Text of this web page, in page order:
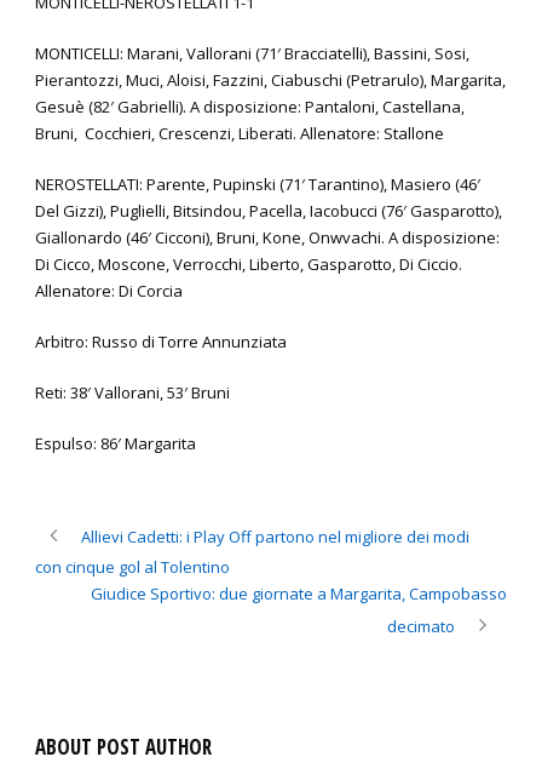
MONTICELLI: Marani, Vallorani (71′ Bracciatelli), Bassini, Sosi,
Pierantozzi, Muci, Aloisi, Fazzini, Ciabuschi (Petrarulo), Margarita,
Gesuè (82′ Gabrielli). A disposizione: Pantaloni, Castellana,
Bruni, Cocchieri, Crescenzi, Liberati. Allenatore: Stallone
NEROSTELLATI: Parente, Pupinski (71′ Tarantino), Masiero (46′
Del Gizzi), Puglielli, Bitsindou, Pacella, Iacobucci (76′ Gasparotto),
Giallonardo (46′ Cicconi), Bruni, Kone, Onwvachi. A disposizione:
Di Cicco, Moscone, Verrocchi, Liberto, Gasparotto, Di Ciccio.
Allenatore: Di Corcia
Arbitro: Russo di Torre Annunziata
Reti: 38′ Vallorani, 53′ Bruni
Espulso: 86′ Margarita
Allievi Cadetti: i Play Off partono nel migliore dei modi
con cinque gol al Tolentino
Giudice Sportivo: due giornate a Margarita, Campobasso
decimato
ABOUT POST AUTHOR